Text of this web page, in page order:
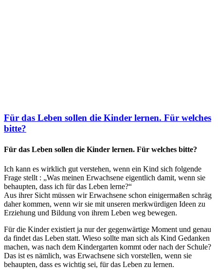
Für das Leben sollen die Kinder lernen. Für welches
bitte?
Für das Leben sollen die Kinder lernen. Für welches bitte?
Ich kann es wirklich gut verstehen, wenn ein Kind sich folgende
Frage stellt : „Was meinen Erwachsene eigentlich damit, wenn sie
behaupten, dass ich für das Leben lerne?“
Aus ihrer Sicht müssen wir Erwachsene schon einigermaßen schräg
daher kommen, wenn wir sie mit unseren merkwürdigen Ideen zu
Erziehung und Bildung von ihrem Leben weg bewegen.
Für die Kinder existiert ja nur der gegenwärtige Moment und genau
da findet das Leben statt. Wieso sollte man sich als Kind Gedanken
machen, was nach dem Kindergarten kommt oder nach der Schule?
Das ist es nämlich, was Erwachsene sich vorstellen, wenn sie
behaupten, dass es wichtig sei, für das Leben zu lernen.